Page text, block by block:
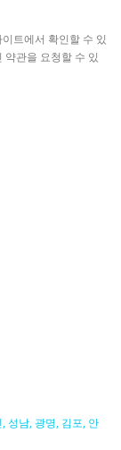
트에서 확인할 수 있
관을 요청할 수 있
성남, 광명, 김포, 안